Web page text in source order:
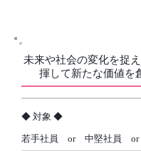
未来や社会の変化を捉
揮して新たな価値を
​◆ 対象 ◆
若手社員 or 中堅社員